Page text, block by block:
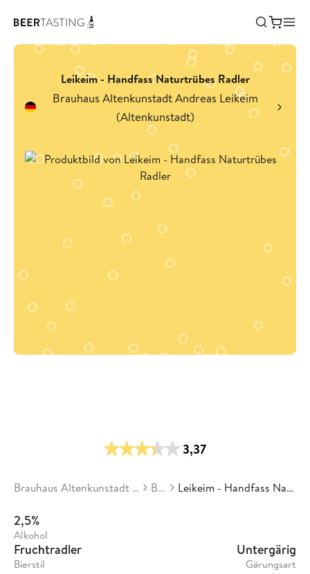
Leikeim - Handfass Naturtrübes Radler
Brauhaus Altenkunstadt Andreas Leikeim
(Altenkunstadt)
3,37
Brauhaus Altenkunstadt Andreas Leikeim Biere Leikeim - Handfass Naturtrübes Radler
2,5%
Alkohol
Fruchtradler
Bierstil
Untergärig
Gärungsart